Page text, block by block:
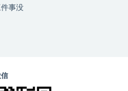
事没